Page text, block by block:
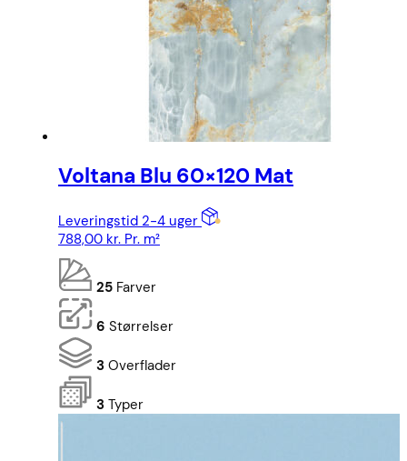
Voltana Blu 60×120 Mat
Leveringstid 2-4 uger
788,00 kr. Pr. m²
25 Farver
6 Størrelser
3 Overflader
3 Typer